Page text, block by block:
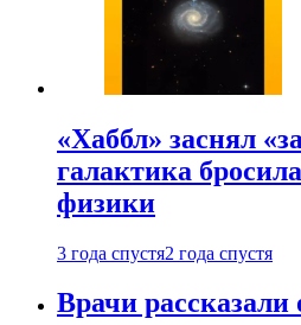
«Хаббл» заснял
галактика
физики
3 года спустя2 года спустя
Врачи